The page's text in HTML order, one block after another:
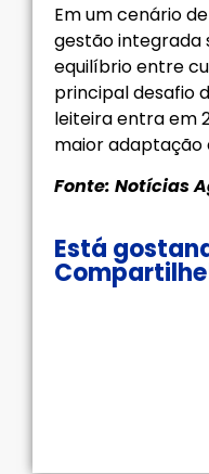
Em um cenário
gestão integrada
equilíbrio entre
principal desafio
leiteira entra em
maior adaptação
Fonte: Notícias
Está